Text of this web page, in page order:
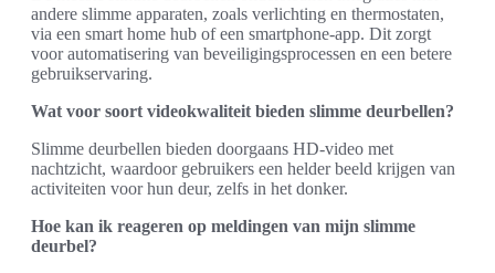
andere slimme apparaten, zoals verlichting en thermostaten,
via een smart home hub of een smartphone-app. Dit zorgt
voor automatisering van beveiligingsprocessen en een betere
gebruikservaring.
Wat voor soort videokwaliteit bieden slimme deurbellen?
Slimme deurbellen bieden doorgaans HD-video met
nachtzicht, waardoor gebruikers een helder beeld krijgen van
activiteiten voor hun deur, zelfs in het donker.
Hoe kan ik reageren op meldingen van mijn slimme
deurbel?